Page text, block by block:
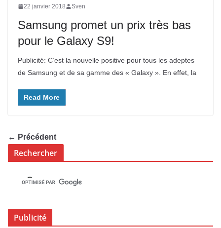
22 janvier 2018 Sven
Samsung promet un prix très bas
pour le Galaxy S9!
Publicité: C’est la nouvelle positive pour tous les adeptes
de Samsung et de sa gamme des « Galaxy ». En effet, la
Read More
← Précédent
Rechercher
Publicité